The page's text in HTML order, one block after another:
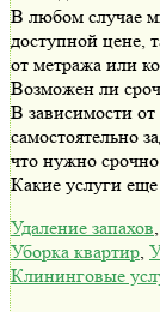
В любом случае
доступной цене,
от метража или
Возможен ли
В зависимости
самостоятельно
что нужно срочно
Какие услуги еще
Удаление запахов,
Уборка квартир,
Клининговые